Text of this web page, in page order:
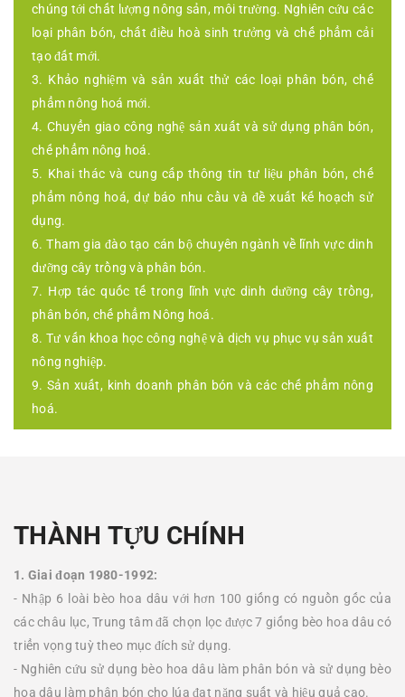
chúng tới chất lượng nông sản, môi trường. Nghiên cứu các
loại phân bón, chất điều hoà sinh trưởng và chế phẩm cải
tạo đất mới.
3. Khảo nghiệm và sản xuất thử các loại phân bón, chế
phẩm nông hoá mới.
4. Chuyển giao công nghệ sản xuất và sử dụng phân bón,
chế phẩm nông hoá.
5. Khai thác và cung cấp thông tin tư liệu phân bón, chế
phẩm nông hoá, dự báo nhu cầu và đề xuất kế hoạch sử
dụng.
6. Tham gia đào tạo cán bộ chuyên ngành về lĩnh vực dinh
dưỡng cây trồng và phân bón.
7. Hợp tác quốc tế trong lĩnh vực dinh dưỡng cây trồng,
phân bón, chế phẩm Nông hoá.
8. Tư vấn khoa học công nghệ và dịch vụ phục vụ sản xuất
nông nghiệp.
9. Sản xuất, kinh doanh phân bón và các chế phẩm nông
hoá.
THÀNH TỰU CHÍNH
1. Giai đoạn 1980-1992:
- Nhập 6 loài bèo hoa dâu với hơn 100 giống có nguồn gốc của
các châu lục, Trung tâm đã chọn lọc được 7 giống bèo hoa dâu có
triển vọng tuỳ theo mục đích sử dụng.
- Nghiên cứu sử dụng bèo hoa dâu làm phân bón và sử dụng bèo
hoa dâu làm phân bón cho lúa đạt năng suất và hiệu quả cao.